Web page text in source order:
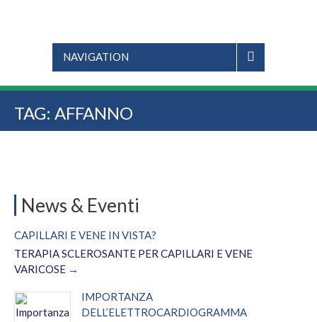
NAVIGATION
TAG: AFFANNO
News & Eventi
CAPILLARI E VENE IN VISTA?
TERAPIA SCLEROSANTE PER CAPILLARI E VENE
VARICOSE
IMPORTANZA
DELL’ELETTROCARDIOGRAMMA